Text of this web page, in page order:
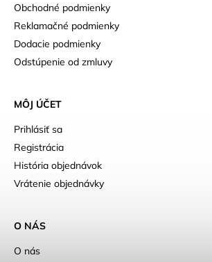
Obchodné podmienky
Reklamačné podmienky
Dodacie podmienky
Odstúpenie od zmluvy
MÔJ ÚČET
Prihlásiť sa
Registrácia
História objednávok
Vrátenie objednávky
O NÁS
O nás